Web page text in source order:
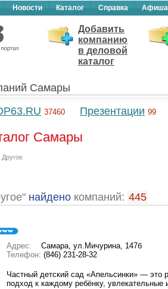
Новости Каталог Справка Афиша
Добавить
компанию
в деловой
каталог
Самары
37460 Презентации 99
Самары
найдено компаний: 445
Адрес:
Самара, ул.Мичурина, 147б
Телефон: (846) 231-28-32
Частный детский сад «Апельсинки» — это
подход к каждому ребёнку,